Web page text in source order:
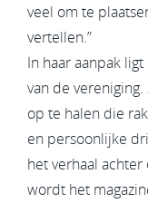
veel om te
vertellen.”
In haar aanpak
van de
op te halen die
en persoonlijke
het verhaal achter
wordt het